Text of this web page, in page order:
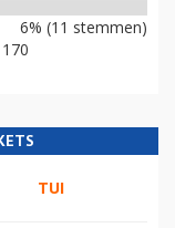
6% (11 stemmen)
TUI